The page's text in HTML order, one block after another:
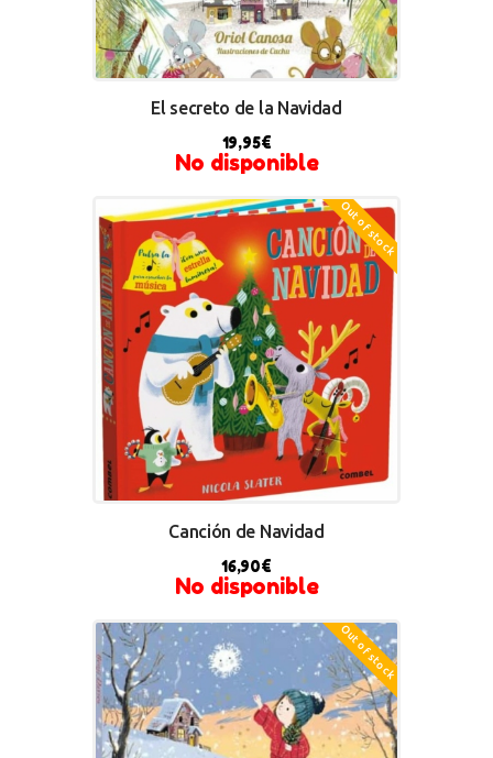
El secreto de la Navidad
19,95€
No disponible
Out of stock
Canción de Navidad
16,90€
No disponible
Out of stock